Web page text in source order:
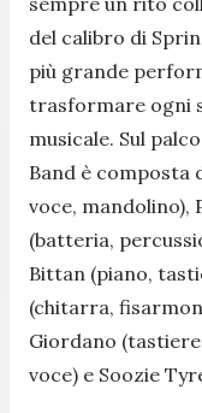
del calibro di
più grande
trasformare ogni
musicale. Sul
Band è composta
voce, mandolino),
(batteria,
Bittan (piano,
(chitarra,
Giordano
voce) e Soozie